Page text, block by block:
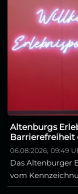
Altenburgs
06.08.2026, 09:49
Das Altenburger
vom